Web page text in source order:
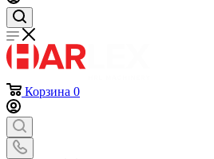
Корзина 0